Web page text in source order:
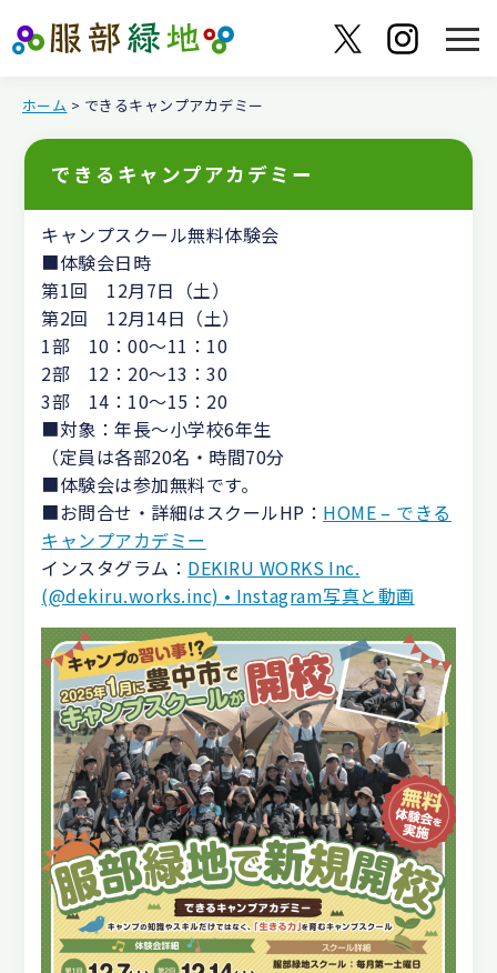
ホーム > できるキャンプアカデミー
できるキャンプアカデミー
キャンプスクール無料体験会
■体験会日時
第1回 12月7日（土）
第2回 12月14日（土）
1部 10：00～11：10
2部 12：20～13：30
3部 14：10～15：20
■対象：年長～小学校6年生
（定員は各部20名・時間70分
■体験会は参加無料です。
■お問合せ・詳細はスクールHP： HOME – できる
キャンプアカデミー
インスタグラム： DEKIRU WORKS Inc.
(@dekiru.works.inc) • Instagram写真と動画